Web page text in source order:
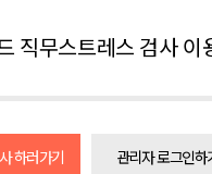
직무스트레스 검사 이
하러가기 관리자 로그인하